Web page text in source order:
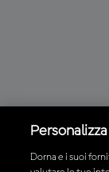
Dorna e i suoi